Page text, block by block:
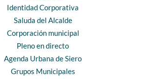
Identidad Corporativa
Saluda del Alcalde
Corporación municipal
Pleno en directo
Agenda Urbana de Siero
Grupos Municipales